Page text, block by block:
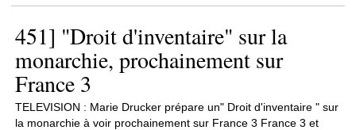
451] "Droit d'inventaire" sur la
monarchie, prochainement sur
France 3
TELEVISION : Marie Drucker prépare un" Droit d'inventaire " sur
la monarchie à voir prochainement sur France 3 France 3 et